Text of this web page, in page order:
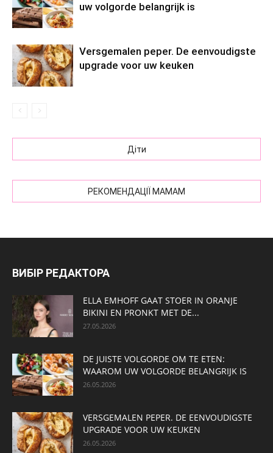
uw volgorde belangrijk is
Versgemalen peper. De eenvoudigste
upgrade voor uw keuken
Діти
РЕКОМЕНДАЦІЇ МАМАМ
ВИБІР РЕДАКТОРА
ELLA EMHOFF GAAT STOER IN ORANJE
BIKINI EN PRONKT MET DE...
27.05.2026
DE JUISTE VOLGORDE OM TE ETEN:
WAAROM UW VOLGORDE BELANGRIJK IS
26.05.2026
VERSGEMALEN PEPER. DE EENVOUDIGSTE
UPGRADE VOOR UW KEUKEN
26.05.2026